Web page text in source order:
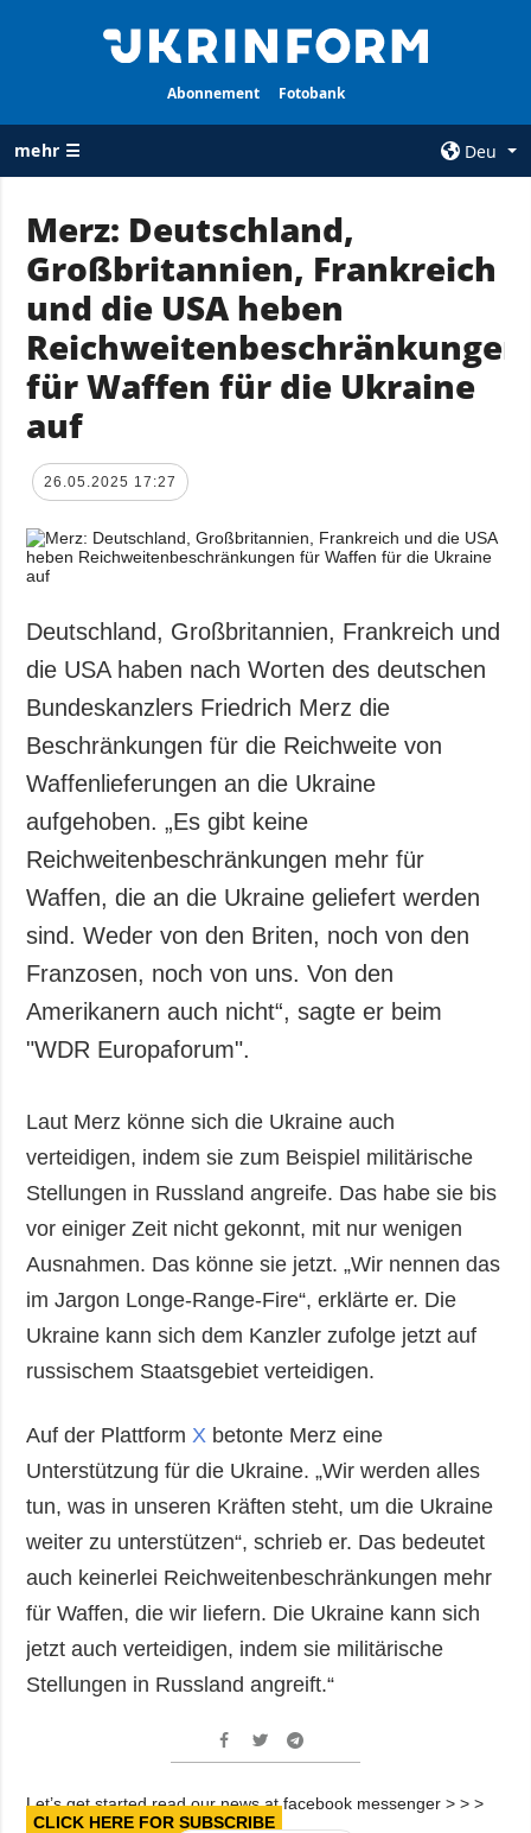
Abonnement Fotobank
mehr ☰
Deu
ALLE
RUBRIKEN
Krieg
Wiederaufbau
der Ukraine
Politik
Wirtschaft
Militär
Gesellschaft und
Kultur
Kriminalität
Notstand und
Notfälle
AGENTUR
Über uns
Kontakte
services
ZUSÄTZLICH
Veröffentlichungen
Interview
Fotos
Video
LEISTUNGEN
Abonnement
Merz: Deutschland,
Großbritannien, Frankreich
und die USA heben
Reichweitenbeschränkungen
für Waffen für die Ukraine
auf
26.05.2025 17:27
Deutschland, Großbritannien, Frankreich und
die USA haben nach Worten des deutschen
Bundeskanzlers Friedrich Merz die
Beschränkungen für die Reichweite von
Waffenlieferungen an die Ukraine
aufgehoben. „Es gibt keine
Reichweitenbeschränkungen mehr für
Waffen, die an die Ukraine geliefert werden
sind. Weder von den Briten, noch von den
Franzosen, noch von uns. Von den
Amerikanern auch nicht“, sagte er beim
"WDR Europaforum".
Laut Merz könne sich die Ukraine auch
verteidigen, indem sie zum Beispiel militärische
Stellungen in Russland angreife. Das habe sie bis
vor einiger Zeit nicht gekonnt, mit nur wenigen
Ausnahmen. Das könne sie jetzt. „Wir nennen das
im Jargon Longe-Range-Fire“, erklärte er. Die
Ukraine kann sich dem Kanzler zufolge jetzt auf
russischem Staatsgebiet verteidigen.
Auf der Plattform X betonte Merz eine
Unterstützung für die Ukraine. „Wir werden alles
tun, was in unseren Kräften steht, um die Ukraine
weiter zu unterstützen“, schrieb er. Das bedeutet
auch keinerlei Reichweitenbeschränkungen mehr
für Waffen, die wir liefern. Die Ukraine kann sich
jetzt auch verteidigen, indem sie militärische
Stellungen in Russland angreift.“
Let’s get started read our news at facebook messenger > > >
CLICK HERE FOR SUBSCRIBE